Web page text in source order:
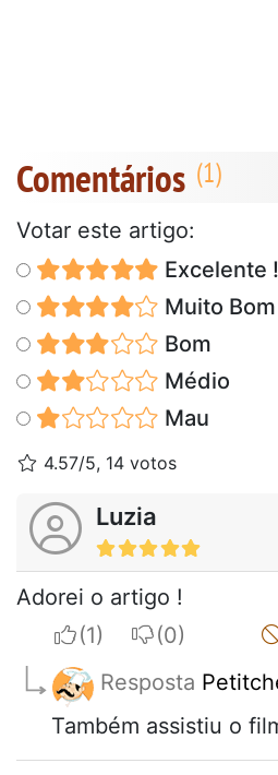
Comentários
Votar este artigo:
Excelente !
Muito Bom
Bom
Médio
Mau
4.57/5, 14 votos
Luzia
Adorei o artigo !
I apreciateI do not
Resposta
Também assistiu o